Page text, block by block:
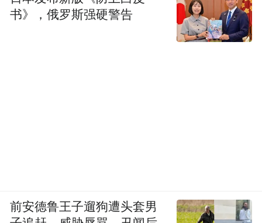
书》，俄罗斯强硬警告
前安德鲁王子遛狗遭头套男